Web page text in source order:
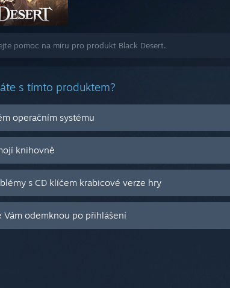
pomoc na míru pro produkt Black Desert.
s tímto produktem?
operačním systému
knihovně
s CD klíčem krabicové verze hry
Vám odemknou po přihlášení